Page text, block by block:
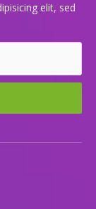
elit, sed